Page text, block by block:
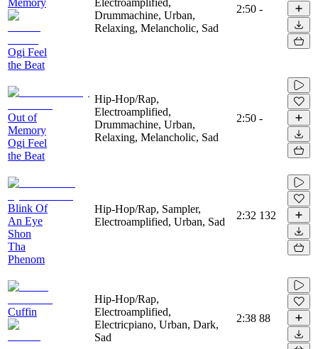
Ogi Feel
the Beat
Drummachine, Urban,
Relaxing, Melancholic, Sad
2:50 -
Out of
Memory
Ogi Feel
the Beat
Hip-Hop/Rap,
Electroamplified,
Drummachine, Urban,
Relaxing, Melancholic, Sad
2:50 -
Blink Of
An Eye
Shon
Tha
Phenom
Hip-Hop/Rap, Sampler,
Electroamplified, Urban, Sad
2:32 132
Cuffin
Hip-Hop/Rap,
Electroamplified,
Electricpiano, Urban, Dark,
Sad
2:38 88